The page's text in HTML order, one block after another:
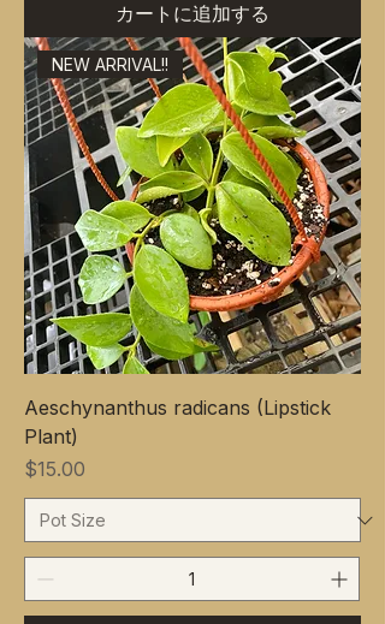
カートに追加する
NEW ARRIVAL!!
Aeschynanthus radicans (Lipstick
Plant)
価格
$15.00